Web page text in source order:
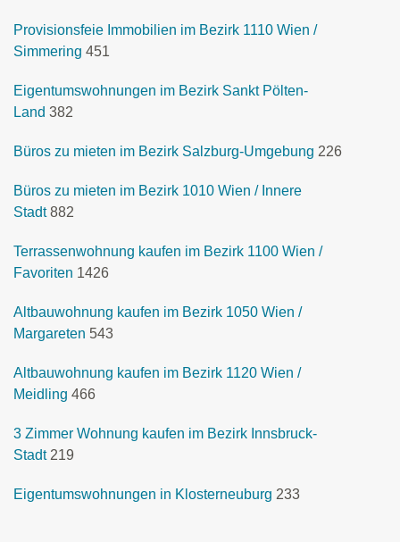
Provisionsfeie Immobilien im Bezirk 1110 Wien /
Simmering 451
Eigentumswohnungen im Bezirk Sankt Pölten-
Land 382
Büros zu mieten im Bezirk Salzburg-Umgebung 226
Büros zu mieten im Bezirk 1010 Wien / Innere
Stadt 882
Terrassenwohnung kaufen im Bezirk 1100 Wien /
Favoriten 1426
Altbauwohnung kaufen im Bezirk 1050 Wien /
Margareten 543
Altbauwohnung kaufen im Bezirk 1120 Wien /
Meidling 466
3 Zimmer Wohnung kaufen im Bezirk Innsbruck-
Stadt 219
Eigentumswohnungen in Klosterneuburg 233